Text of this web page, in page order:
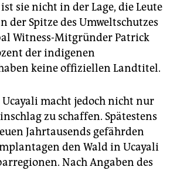
sie nicht in der Lage, die Leute
der Spitze des Umweltschutzes
Witness-Mitgründer Patrick
der indigenen
keine offiziellen Landtitel.
macht jedoch nicht nur
zu schaffen. Spätestens
Jahrtausends gefährden
den Wald in Ucayali
Nach Angaben des